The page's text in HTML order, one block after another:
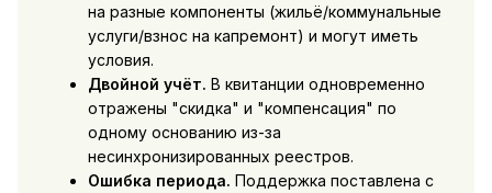
на разные компоненты (жильё/коммунальные
услуги/взнос на капремонт) и могут иметь
условия.
Двойной учёт. В квитанции одновременно
отражены "скидка" и "компенсация" по
одному основанию из-за
несинхронизированных реестров.
Ошибка периода. Поддержка поставлена с